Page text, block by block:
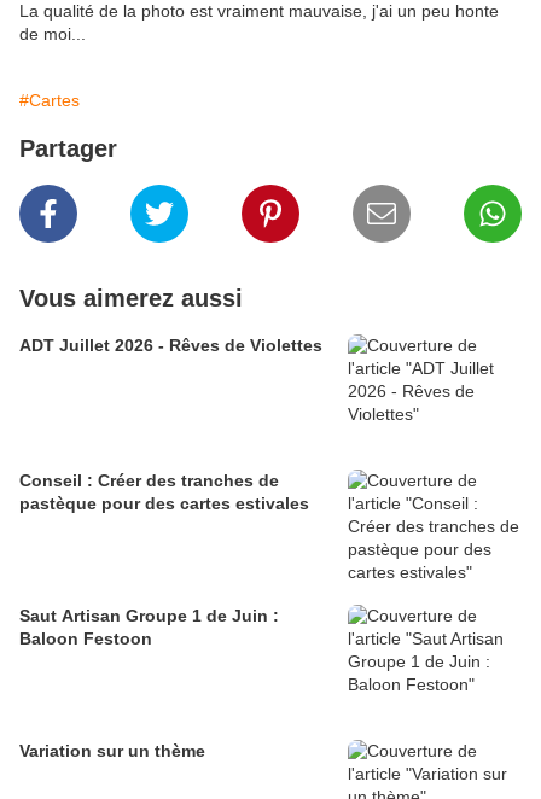
La qualité de la photo est vraiment mauvaise, j'ai un peu honte
de moi...
#Cartes
Partager
Vous aimerez aussi
ADT Juillet 2026 - Rêves de Violettes
Conseil : Créer des tranches de
pastèque pour des cartes estivales
Saut Artisan Groupe 1 de Juin :
Baloon Festoon
Variation sur un thème